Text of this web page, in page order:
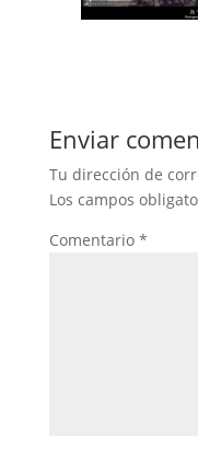
Enviar
Tu dirección de
Los campos
Comentario *